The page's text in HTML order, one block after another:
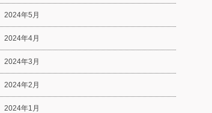
2024年5月
2024年4月
2024年3月
2024年2月
2024年1月